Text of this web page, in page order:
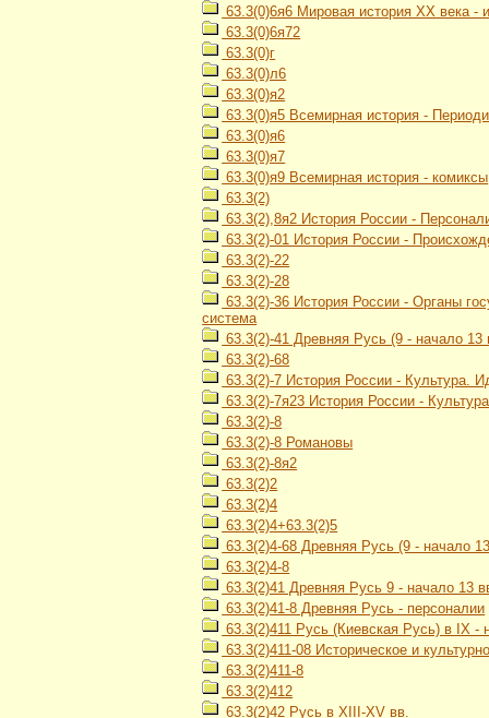
63.3(0)6я6 Мировая история ХХ века -
63.3(0)6я72
63.3(0)г
63.3(0)л6
63.3(0)я2
63.3(0)я5 Всемирная история -
63.3(0)я6
63.3(0)я7
63.3(0)я9 Всемирная история - комиксы
63.3(2)
63.3(2),8я2 История России -
63.3(2)-01 История России -
63.3(2)-22
63.3(2)-28
63.3(2)-36 История России - Органы
система
63.3(2)-41 Древняя Русь (9 - начало 13
63.3(2)-68
63.3(2)-7 История России - Культура.
63.3(2)-7я23 История России -
63.3(2)-8
63.3(2)-8 Романовы
63.3(2)-8я2
63.3(2)2
63.3(2)4
63.3(2)4+63.3(2)5
63.3(2)4-68 Древняя Русь (9 - начало
63.3(2)4-8
63.3(2)41 Древняя Русь 9 - начало 13
63.3(2)41-8 Древняя Русь - персоналии
63.3(2)411 Русь (Киевская Русь) в IX -
63.3(2)411-08 Историческое и
63.3(2)411-8
63.3(2)412
63.3(2)42 Русь в XIII-XV вв.